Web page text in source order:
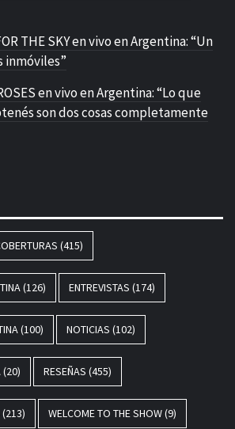
THE SKY en vivo en Argentina: “Un
inmóviles”
en vivo en Argentina: “Lo que
son dos cosas completamente
(415)
(126) ENTREVISTAS (174)
(100) NOTICIAS (102)
(20) RESEÑAS (455)
(213) WELCOME TO THE SHOW(9)